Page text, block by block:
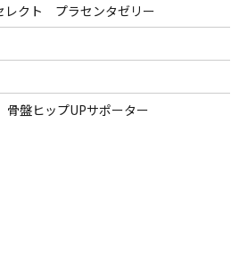
レクト プラセンタゼリー
骨盤ヒップUPサポーター